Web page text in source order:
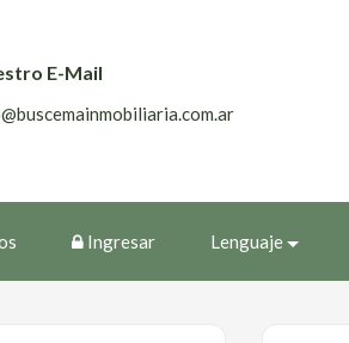
E-Mail
Ingresar Lenguaje